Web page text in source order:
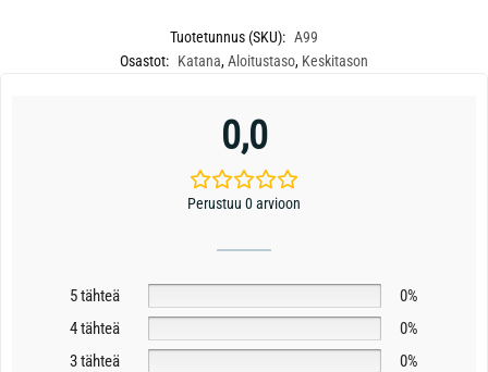
Tuotetunnus (SKU): A99
Osastot: Katana,Aloitustaso, Keskitason
0,0
Perustuu 0 arvioon
5 tähteä
0%
4 tähteä
0%
3 tähteä
0%